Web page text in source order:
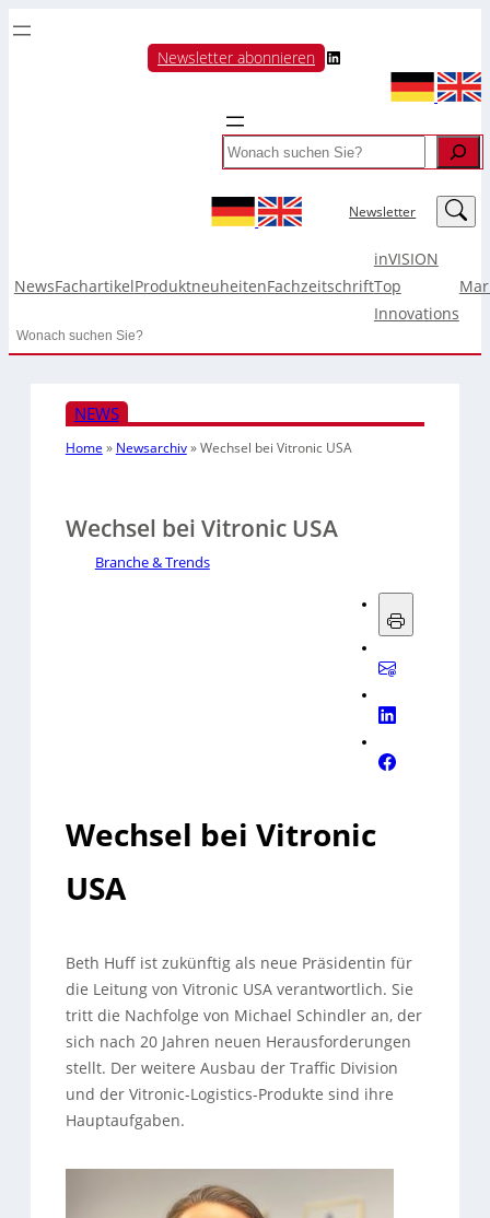
Newsletter abonnieren LinkedIn
Search
Newsletter LinkedIn
NewsFachartikelProduktneuheitenFachzeitschrift
inVISION
Top
Innovations
Search
NEWS
Home » Newsarchiv»Wechsel bei Vitronic USA
Wechsel bei Vitronic USA
Branche & Trends
Wechsel bei Vitronic
USA
Beth Huff ist zukünftig als neue Präsidentin für
die Leitung von Vitronic USA verantwortlich. Sie
tritt die Nachfolge von Michael Schindler an, der
sich nach 20 Jahren neuen Herausforderungen
stellt. Der weitere Ausbau der Traffic Division
und der Vitronic-Logistics-Produkte sind ihre
Hauptaufgaben.